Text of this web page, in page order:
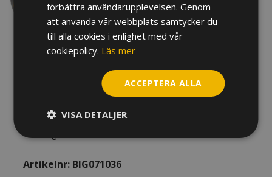
LIGATUR & KAPSEL BG
TENORSAXOFON LFJ9
kr
Slut i lager
Artikelnr: BIG071036
förbättra användarupplevelsen. Genom
att använda vår webbplats samtycker du
till alla cookies i enlighet med vår
cookiepolicy. Läs mer
ACCEPTERA ALLA
VISA DETALJER